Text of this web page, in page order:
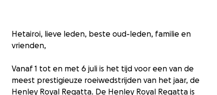
Hetairoi, lieve leden, beste oud-leden, familie en
vrienden,
Vanaf 1 tot en met 6 juli is het tijd voor een van de
meest prestigieuze roeiwedstrijden van het jaar, de
Henley Royal Regatta. De Henley Royal Regatta is